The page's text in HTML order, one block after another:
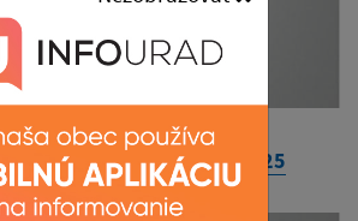
zastupiteľstva 18.3.2025